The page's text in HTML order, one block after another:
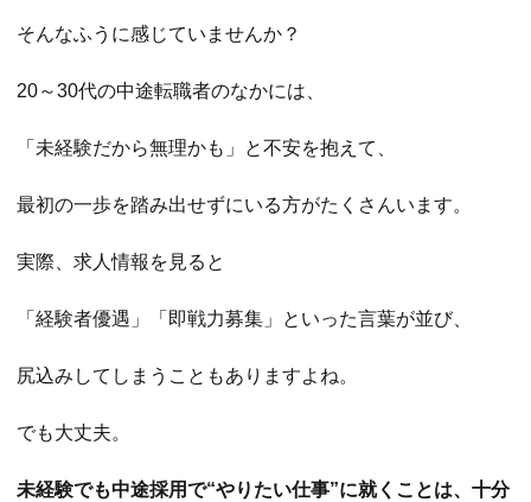
そんなふうに感じていませんか？
20～30代の中途転職者のなかには、
「未経験だから無理かも」と不安を抱えて、
最初の一歩を踏み出せずにいる方がたくさんいます。
実際、求人情報を見ると
「経験者優遇」「即戦力募集」といった言葉が並び、
尻込みしてしまうこともありますよね。
でも大丈夫。
未経験でも中途採用で“やりたい仕事”に就くことは、十分